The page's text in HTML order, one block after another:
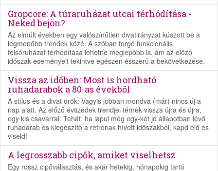
Gropcore: A túraruházat utcai térhódítása -
Neked bejön?
Az elmúlt években egy valószínűtlen divatirányzat kúszott be a
legmenőbb trendek közé. A szóban forgó funkcionális
felsőruházat térhódítása lehetne meglepőbb is, ám az előző
időszak eseményeit tekintve egészen ésszerű a bekövetkezése.
Vissza az időben: Most is hordható
ruhadarabok a 80-as évekből
A stílus és a divat örök: Vagyis jobban mondva (már) nincs új a
nap alatt. Az előző évtizedek trendjei térnek vissza újra és újra,
egy kis csavarral. Tehát, ha lapul még egy-két jó állapotban lévő
ruhadarab és kiegészítő a retrónak hívott időszakból, kapd elő és
viseld!
A legrosszabb cipők, amiket viselhetsz
Egy rossz cipőválasztás, és akár hetekig, hónapokig tartó